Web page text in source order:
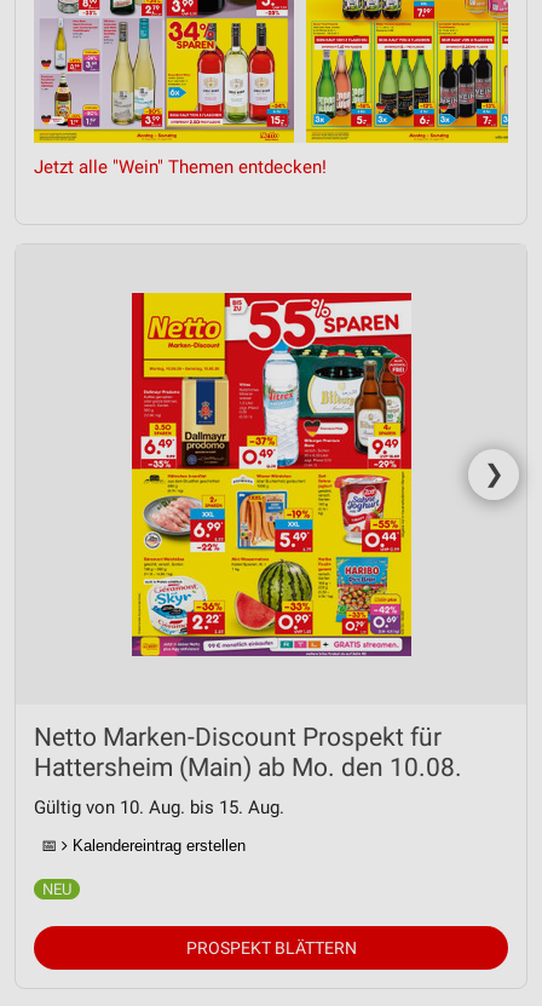
Jetzt alle "Wein" Themen entdecken!
❯
Netto Marken-Discount Prospekt für
Hattersheim (Main) ab Mo. den 10.08.
Gültig von 10. Aug. bis 15. Aug.
📅 Kalendereintrag erstellen
PROSPEKT BLÄTTERN